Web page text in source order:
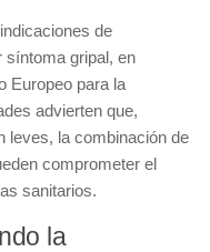
de
síntoma gripal, en
Europeo para la
advierten que,
leves, la combinación de
comprometer el
sanitarios.
la